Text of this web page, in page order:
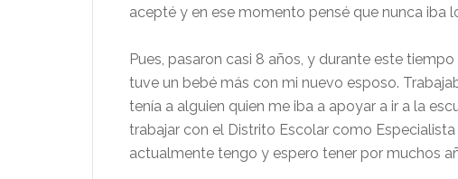
acepté y en ese momento pensé que nunca iba
Pues, pasaron casi 8 años, y durante este
tuve un bebé más con mi nuevo esposo.
tenía a alguien quien me iba a apoyar a ir a la
trabajar con el Distrito Escolar como
actualmente tengo y espero tener por muchos